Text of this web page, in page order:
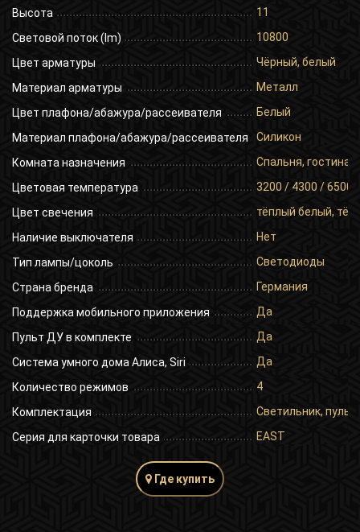
Высота 11
Световой поток (lm) 10800
Цвет арматуры Чёрный, белый
Материал арматуры Металл
Цвет плафона/абажура/рассеивателя Белый
Материал плафона/абажура/рассеивателя Силикон
Комната назначения Спальня,
Цветовая температура 3200 / 4300 / 6500
Цвет свечения тёплый белый,
Наличие выключателя Нет
Тип лампы/цоколь Светодиоды
Страна бренда Германия
Поддержка мобильного приложения Да
Пульт ДУ в комплекте Да
Система умного дома Алиса, Siri Да
Количество режимов 4
Комплектация Светильник,
Серия для карточки товара EAST
Где купить